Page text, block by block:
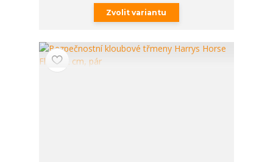
Zvolit variantu